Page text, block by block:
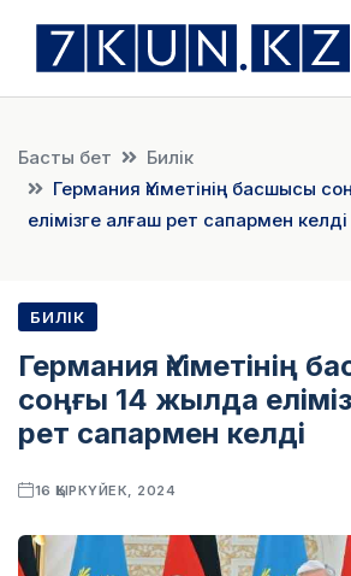
Басты бет
Билік
Германия Үкіметінің басшысы
елімізге алғаш рет сапармен келді
БИЛІК
Германия Үкіметінің
соңғы 14 жылда
рет сапармен келді
16 ҚЫРКҮЙЕК, 2024